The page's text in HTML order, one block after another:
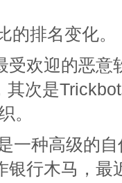
的排名变化。
受欢迎的恶意
其次是
。
一种高级的
银行木马，最